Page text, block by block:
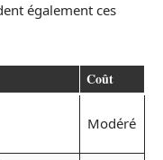
également ces
Coût
Modéré